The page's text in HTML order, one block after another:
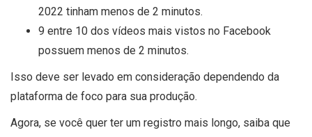
2022 tinham menos de 2 minutos.
9 entre 10 dos vídeos mais vistos no Facebook
possuem menos de 2 minutos.
Isso deve ser levado em consideração dependendo da
plataforma de foco para sua produção.
Agora, se você quer ter um registro mais longo, saiba que